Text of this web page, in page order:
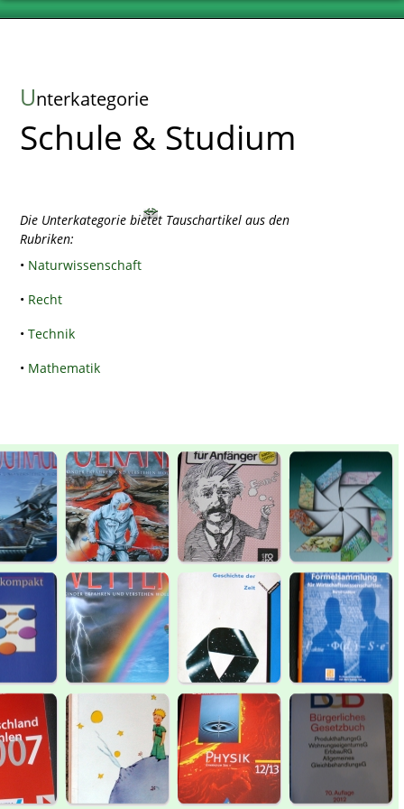
Unterkategorie
Schule & Studium
Die Unterkategorie bietet Tauschartikel aus den
Rubriken:
• Naturwissenschaft
• Recht
•Technik
• Mathematik